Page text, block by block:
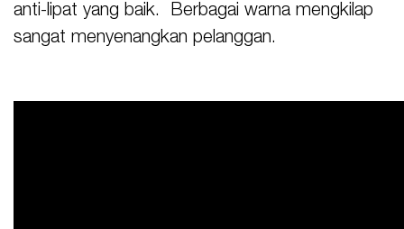
anti-lipat yang baik. Berbagai warna mengkilap
sangat menyenangkan pelanggan.